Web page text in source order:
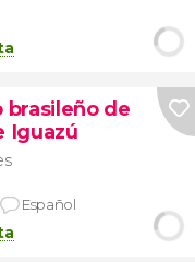
brasileño de
Iguazú
Español